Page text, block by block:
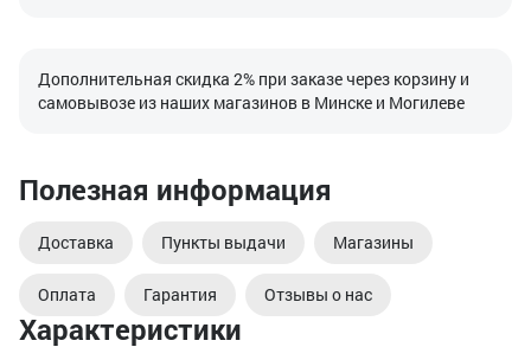
Характеристики
Дополнительная скидка 2% при заказе через корзину и
самовывозе из наших магазинов в Минске и Могилеве
Полезная информация
Доставка Пункты выдачи Магазины
Оплата Гарантия Отзывы о нас